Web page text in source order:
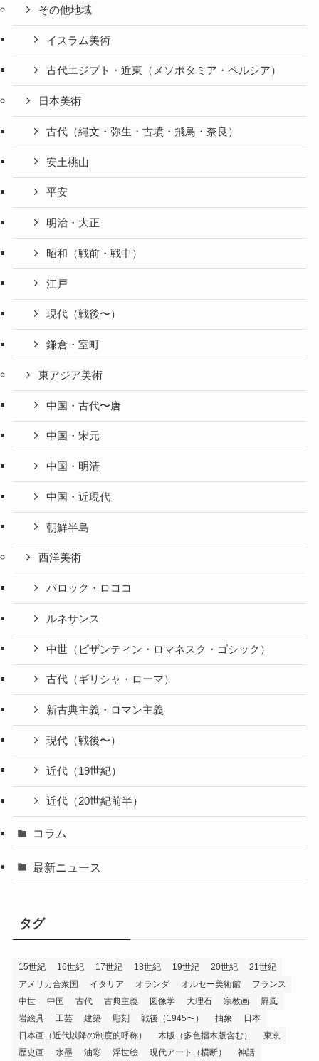
その他地域
イスラム美術
古代エジプト・近東（メソポタミア・ペルシア）
日本美術
古代（縄文・弥生・古墳・飛鳥・奈良）
安土桃山
平安
明治・大正
昭和（戦前・戦中）
江戸
現代（戦後〜）
鎌倉・室町
東アジア美術
中国・古代〜唐
中国・宋元
中国・明清
中国・近現代
朝鮮半島
西洋美術
バロック・ロココ
ルネサンス
中世（ビザンティン・ロマネスク・ゴシック）
古代（ギリシャ・ローマ）
新古典主義・ロマン主義
現代（戦後〜）
近代（19世紀）
近代（20世紀前半）
コラム
最新ニュース
タグ
15世紀 16世紀 17世紀 18世紀 19世紀 20世紀
21世紀
アメリカ合衆国
イタリア オランダ オルセー美術館
フランス
中世
中国 古代 古典主義 図像学 大理石 宗教画
屛風
岩絵具
工芸 建築 彫刻 戦後（1945〜） 抽象
日本
日本画（近代以降の制度的呼称）
木版（多色摺木版含む）
東京
歴史画
水墨 油彩 浮世絵 現代アート（横断） 神話